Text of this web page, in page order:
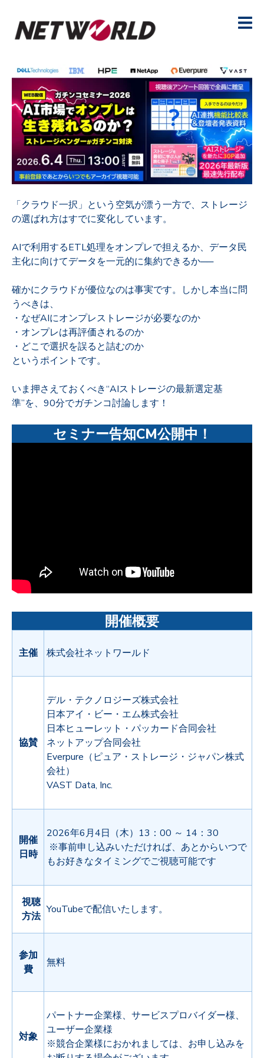
「クラウド一択」という空気が漂う一方で、ストレージ
の選ばれ方はすでに変化しています。
AIで利用するETL処理をオンプレで担えるか、データ民
主化に向けてデータを一元的に集約できるか──
確かにクラウドが優位なのは事実です。しかし本当に問
うべきは、
・なぜAIにオンプレストレージが必要なのか
・オンプレは再評価されるのか
・どこで選択を誤ると詰むのか
というポイントです。
いま押さえておくべき“AIストレージの最新選定基
準”を、90分でガチンコ討論します！
セミナー告知CM公開中！
開催概要
主催 株式会社ネットワールド
協賛
デル・テクノロジーズ株式会社
日本アイ・ビー・エム株式会社
日本ヒューレット・パッカード合同会社
ネットアップ合同会社
Everpure （ピュア・ストレージ・ジャパン株式
会社）
VAST Data, Inc.
開催
日時
2026年6月4日（木）13：00 ～ 14：30
※事前申し込みいただければ、あとからいつで
もお好きなタイミングでご視聴可能です
視聴
方法
YouTubeで配信いたします。
参加
費
無料
対象
パートナー企業様、サービスプロバイダー様、
ユーザー企業様
※競合企業様におかれましては、お申し込みを